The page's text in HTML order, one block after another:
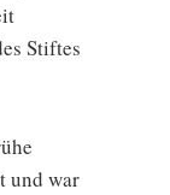
Stiftes
und war